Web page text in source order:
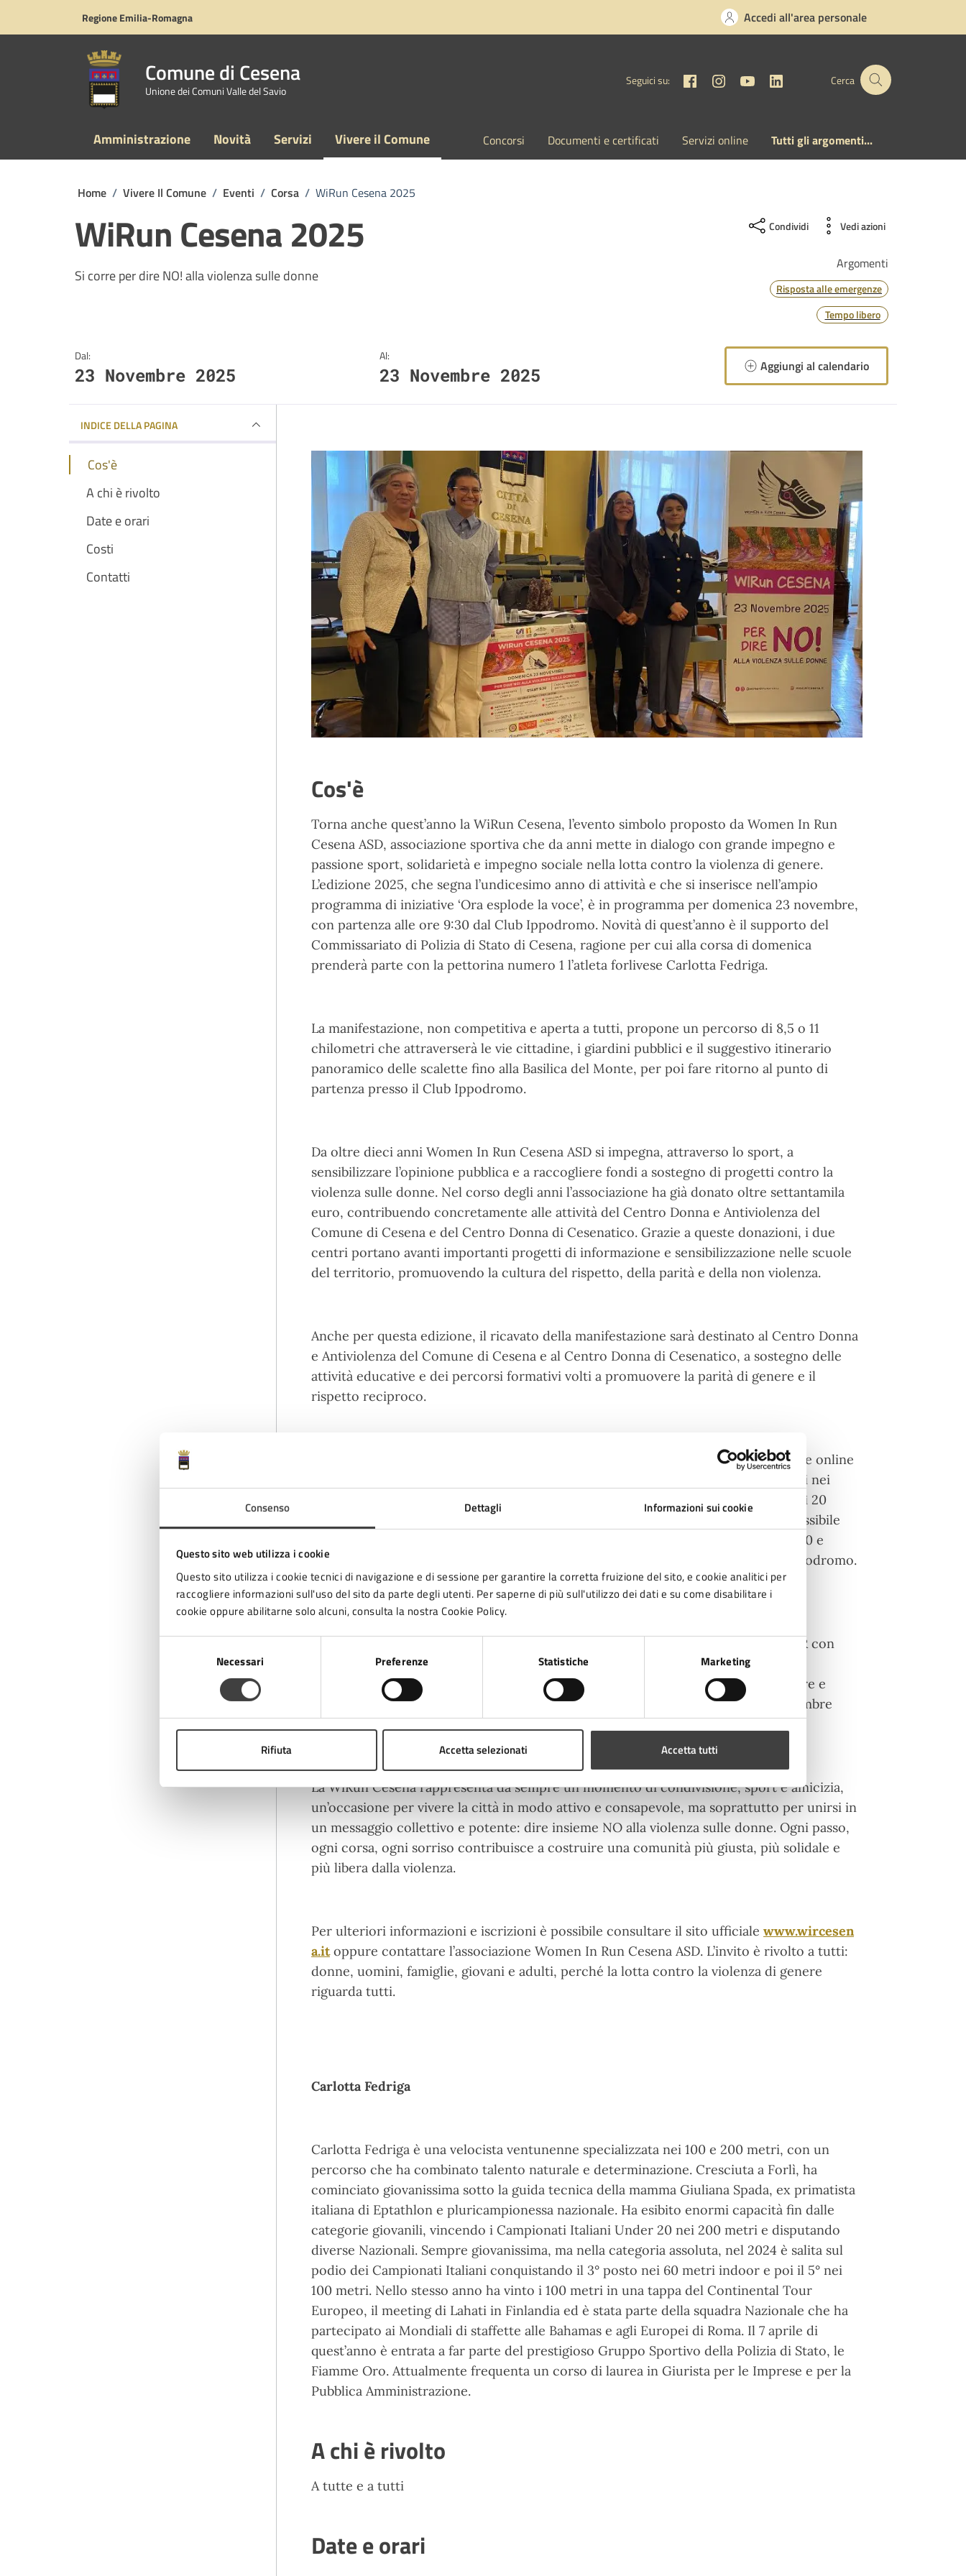
Consenso Dettagli Informazioni sui cookie
Questo sito web utilizza i cookie
Questo sito utilizza i cookie tecnici di navigazione e di sessione per garantire la corretta fruizione del sito, e cookie analitici per
raccogliere informazioni sull'uso del sito da parte degli utenti. Per saperne di più sull'utilizzo dei dati e su come disabilitare i
cookie oppure abilitarne solo alcuni, consulta la nostra Cookie Policy.
Necessari Preferenze Statistiche Marketing
Rifiuta Accetta selezionati Accetta tutti
Regione Emilia-Romagna Accedi all'area personale
Comune di Cesena
Unione dei Comuni Valle del Savio
Seguici su: FacebookInstagram
YouTubeLinkedinCerca
Amministrazione Novità Servizi Vivere il Comune Concorsi Documenti e certificati Servizi online Tutti gli argomenti...
Home / Vivere Il Comune / Eventi / Corsa / WiRun Cesena 2025
WiRun Cesena 2025
Si corre per dire NO! alla violenza sulle donne
Condividi Vedi azioni
Argomenti
Risposta alle emergenze
Tempo libero
Dal:
23 Novembre 2025
Al:
23 Novembre 2025 Aggiungi al calendario
INDICE DELLA PAGINA
Cos'è
A chi è rivolto
Date e orari
Costi
Contatti
Cos'è
Torna anche quest’anno la WiRun Cesena, l’evento simbolo proposto da Women In Run
Cesena ASD, associazione sportiva che da anni mette in dialogo con grande impegno e
passione sport, solidarietà e impegno sociale nella lotta contro la violenza di genere.
L’edizione 2025, che segna l’undicesimo anno di attività e che si inserisce nell’ampio
programma di iniziative ‘Ora esplode la voce’, è in programma per domenica 23 novembre,
con partenza alle ore 9:30 dal Club Ippodromo. Novità di quest’anno è il supporto del
Commissariato di Polizia di Stato di Cesena, ragione per cui alla corsa di domenica
prenderà parte con la pettorina numero 1 l’atleta forlivese Carlotta Fedriga.
La manifestazione, non competitiva e aperta a tutti, propone un percorso di 8,5 o 11
chilometri che attraverserà le vie cittadine, i giardini pubblici e il suggestivo itinerario
panoramico delle scalette fino alla Basilica del Monte, per poi fare ritorno al punto di
partenza presso il Club Ippodromo.
Da oltre dieci anni Women In Run Cesena ASD si impegna, attraverso lo sport, a
sensibilizzare l’opinione pubblica e a raccogliere fondi a sostegno di progetti contro la
violenza sulle donne. Nel corso degli anni l’associazione ha già donato oltre settantamila
euro, contribuendo concretamente alle attività del Centro Donna e Antiviolenza del
Comune di Cesena e del Centro Donna di Cesenatico. Grazie a queste donazioni, i due
centri portano avanti importanti progetti di informazione e sensibilizzazione nelle scuole
del territorio, promuovendo la cultura del rispetto, della parità e della non violenza.
Anche per questa edizione, il ricavato della manifestazione sarà destinato al Centro Donna
e Antiviolenza del Comune di Cesena e al Centro Donna di Cesenatico, a sostegno delle
attività educative e dei percorsi formativi volti a promuovere la parità di genere e il
rispetto reciproco.
Le iscrizioni alla WIRUN CESENA 2025 sono già aperte e possono essere effettuate online
fino a venerdì 21 novembre. È inoltre possibile iscriversi nei
negozi convenzionati di Cesena, Forlì, Rimini, Cesenatico e Ravenna fino a giovedì 20
novembre compreso. Per chi preferisce iscriversi direttamente sul posto, sarà possibile
farlo durante il ritiro dei pacchi gara, sabato 22 novembre dalle ore 15:00 alle 18:00 e
domenica mattina 23 novembre dalle ore 7:30 alle 9:00, sempre presso il Club Ippodromo.
La partecipazione è gratuita per i ragazzi fino ai 15 anni.
A tutti i partecipanti verrà consegnato un pacco gara che conterrà un gadget WIR con
marchio Turkey a sorpresa, alcuni omaggi offerti dagli sponsor e il pettorale
personalizzato con una frase simbolica contro la violenza sulle donne, da indossare e
mostrare durante la manifestazione. Il pacco potrà essere ritirato sabato 22 novembre
dalle 15 alle 18 o domenica mattina dalle 7:30 alle 9:00.
La WiRun Cesena rappresenta da sempre un momento di condivisione, sport e amicizia,
un’occasione per vivere la città in modo attivo e consapevole, ma soprattutto per unirsi in
un messaggio collettivo e potente: dire insieme NO alla violenza sulle donne. Ogni passo,
ogni corsa, ogni sorriso contribuisce a costruire una comunità più giusta, più solidale e
più libera dalla violenza.
Per ulteriori informazioni e iscrizioni è possibile consultare il sito ufficiale www.wircesen
a.itoppure contattare l’associazione Women In Run Cesena ASD. L’invito è rivolto a tutti:
donne, uomini, famiglie, giovani e adulti, perché la lotta contro la violenza di genere
riguarda tutti.
Carlotta Fedriga
Carlotta Fedriga è una velocista ventunenne specializzata nei 100 e 200 metri, con un
percorso che ha combinato talento naturale e determinazione. Cresciuta a Forlì, ha
cominciato giovanissima sotto la guida tecnica della mamma Giuliana Spada, ex primatista
italiana di Eptathlon e pluricampionessa nazionale. Ha esibito enormi capacità fin dalle
categorie giovanili, vincendo i Campionati Italiani Under 20 nei 200 metri e disputando
diverse Nazionali. Sempre giovanissima, ma nella categoria assoluta, nel 2024 è salita sul
podio dei Campionati Italiani conquistando il 3° posto nei 60 metri indoor e poi il 5° nei
100 metri. Nello stesso anno ha vinto i 100 metri in una tappa del Continental Tour
Europeo, il meeting di Lahati in Finlandia ed è stata parte della squadra Nazionale che ha
partecipato ai Mondiali di staffette alle Bahamas e agli Europei di Roma. Il 7 aprile di
quest’anno è entrata a far parte del prestigioso Gruppo Sportivo della Polizia di Stato, le
Fiamme Oro. Attualmente frequenta un corso di laurea in Giurista per le Imprese e per la
Pubblica Amministrazione.
A chi è rivolto
A tutte e a tutti
Date e orari